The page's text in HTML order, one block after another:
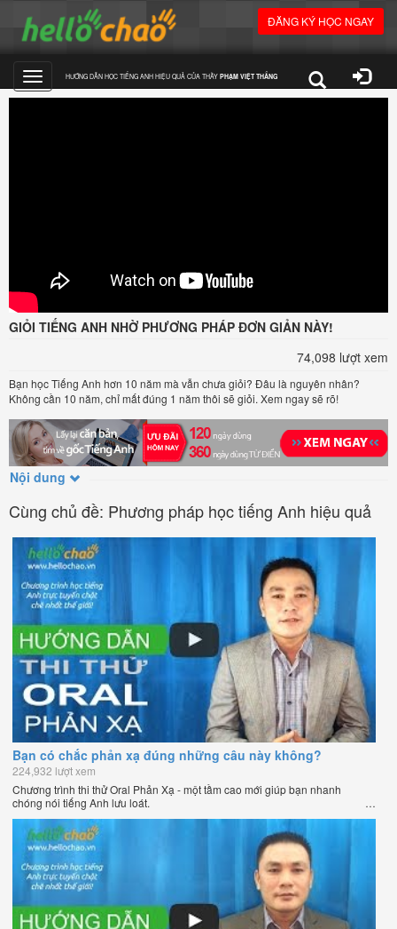
ĐĂNG KÝ HỌC NGAY
Toggle
HƯỚNG DẪN HỌC TIẾNG ANH HIỆU QUẢ CỦA THẦY PHẠM VIỆT THẮNG
GIỎI TIẾNG ANH NHỜ PHƯƠNG PHÁP ĐƠN GIẢN NÀY!
74,098 lượt xem
Bạn học Tiếng Anh hơn 10 năm mà vẫn chưa giỏi? Đâu là nguyên nhân?
Không cần 10 năm, chỉ mất đúng 1 năm thôi sẽ giỏi. Xem ngay sẽ rõ!
Nội dung
Cùng chủ đề: Phương pháp học tiếng Anh hiệu quả
Bạn có chắc phản xạ đúng những câu này không?
224,932 lượt xem
Chương trình thi thử Oral Phản Xạ - một tầm cao mới giúp bạn nhanh
chóng nói tiếng Anh lưu loát.